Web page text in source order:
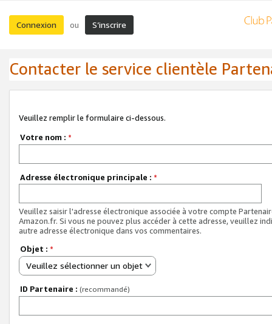
Connexion ou S’inscrire
Contacter le service clientèle
Veuillez remplir le formulaire ci-dessous.
Votre nom : *
Adresse électronique principale : *
Veuillez saisir l'adresse électronique associée à votre compte
Amazon.fr. Si vous ne pouvez plus accéder à cette adresse, veuillez
autre adresse électronique dans vos commentaires.
Objet : *
Veuillez sélectionner un objet
ID Partenaire : (recommandé)